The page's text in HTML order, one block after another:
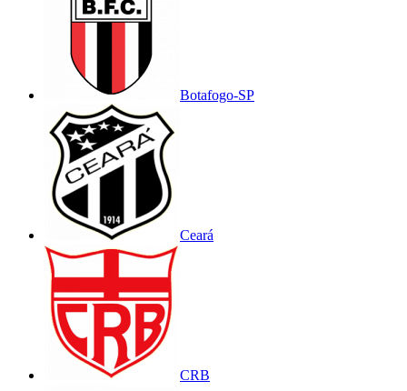
Botafogo-SP
Ceará
CRB